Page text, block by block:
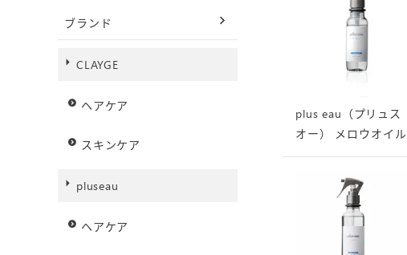
ブランド
CLAYGE
ヘアケア
スキンケア
pluseau
ヘアケア
plus eau（プリュス
オー） メロウオイル